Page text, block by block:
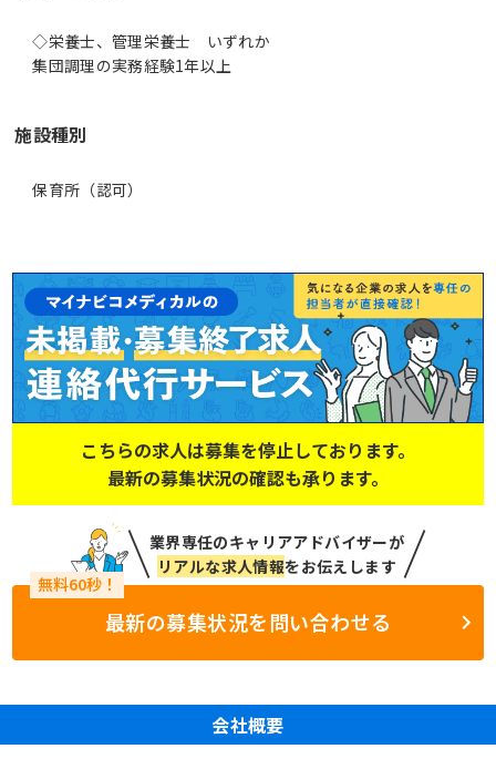
◇栄養士、管理栄養士 いずれか
集団調理の実務経験1年以上
施設種別
保育所（認可）
こちらの求人は募集を停止しております。
最新の募集状況の確認も承ります。
業界専任のキャリアアドバイザーが
リアルな求人情報をお伝えします
最新の募集状況を問い合わせる
会社概要